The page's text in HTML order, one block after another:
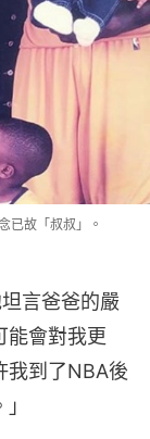
已故「叔叔」。
言爸爸的嚴
能會對我更
我到了NBA後